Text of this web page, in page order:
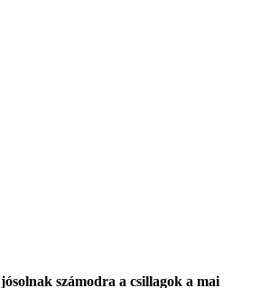
számodra a csillagok a mai